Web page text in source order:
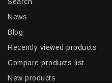
Search
News
Blog
Recently viewed products
Compare products list
New products